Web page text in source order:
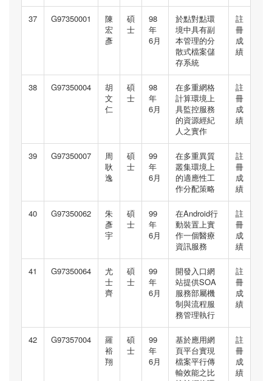
37 G97350001
陳
宏
彥
碩
士
98
年
6月
於點對點環
境中具有副
本管理的分
散式檔案儲
存系統
註
冊
成
績
38 G97350004
胡
文
仁
碩
士
98
年
6月
在多重網格
計算環境上
具監控服務
的資源經紀
人之實作
註
冊
成
績
39 G97350007
周
耿
逸
碩
士
99
年
6月
在多重異質
叢集環境上
的適應性工
作分配策略
註
冊
成
績
40 G97350062
朱
彥
宇
碩
士
99
年
6月
在Android行
動裝置上實
作一個醫療
資訊服務
註
冊
成
績
41 G97350064
尤
士
齊
碩
士
99
年
6月
開發入口網
站提供SOA
服務部屬機
制與流程服
務管理執行
註
冊
成
績
42 G97357004
羅
裕
翔
碩
士
99
年
6月
基於應用網
頁平台實現
檔案平行傳
輸效能之比
註
冊
成
績